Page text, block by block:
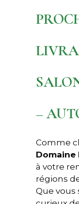
–
Comme
Domaine
à votre
régions
Que vous